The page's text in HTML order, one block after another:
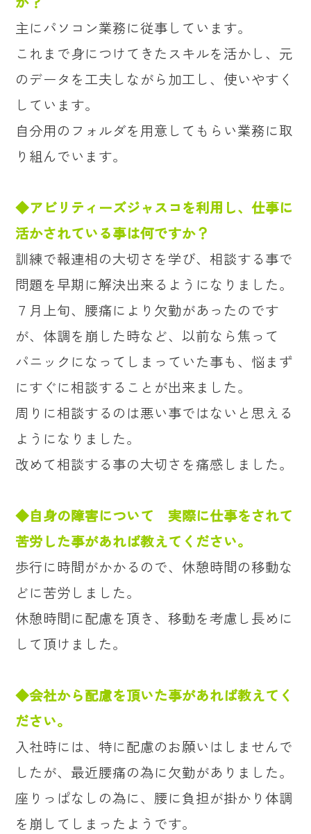
主にパソコン業務に従事しています。
これまで身につけてきたスキルを活かし、元
のデータを工夫しながら加工し、使いやすく
しています。
自分用のフォルダを用意してもらい業務に取
り組んでいます。
◆アビリティーズジャスコを利用し、仕事に
活かされている事は何ですか？
訓練で報連相の大切さを学び、相談する事で
問題を早期に解決出来るようになりました。
７月上旬、腰痛により欠勤があったのです
が、体調を崩した時など、以前なら焦って
パニックになってしまっていた事も、悩まず
にすぐに相談することが出来ました。
周りに相談するのは悪い事ではないと思える
ようになりました。
改めて相談する事の大切さを痛感しました。
◆自身の障害について 実際に仕事をされて
苦労した事があれば教えてください。
歩行に時間がかかるので、休憩時間の移動な
どに苦労しました。
休憩時間に配慮を頂き、移動を考慮し長めに
して頂けました。
◆会社から配慮を頂いた事があれば教えてく
ださい。
入社時には、特に配慮のお願いはしませんで
したが、最近腰痛の為に欠勤がありました。
座りっぱなしの為に、腰に負担が掛かり体調
を崩してしまったようです。